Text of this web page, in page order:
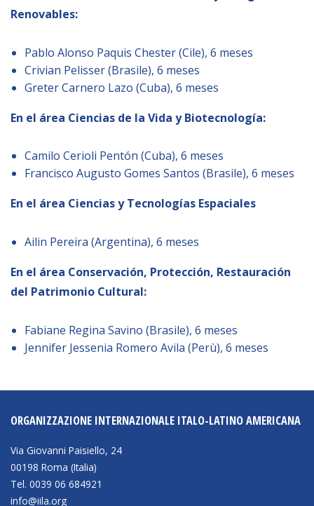
Renovables:
Pablo Alonso Paquis Chester (Cile), 6 meses
Crivian Pelisser (Brasile), 6 meses
Greter Carnero Lazo (Cuba), 6 meses
En el área Ciencias de la Vida y Biotecnología:
Camilo Cerioli Pentón (Cuba), 6 meses
Francisco Augusto Gomes Santos (Brasile), 6 meses
En el área Ciencias y Tecnologías Espaciales
Ailin Pereira (Argentina), 6 meses
En el área Conservación, Protección, Restauración
del Patrimonio Cultural:
Fabiane Regina Savino (Brasile), 6 meses
Jennifer Jessenia Romero Avila (Perù), 6 meses
ORGANIZZAZIONE INTERNAZIONALE ITALO-LATINO AMERICANA
Via Giovanni Paisiello, 24
00198 Roma (Italia)
Tel. 0039 06 684921
info@iila.org